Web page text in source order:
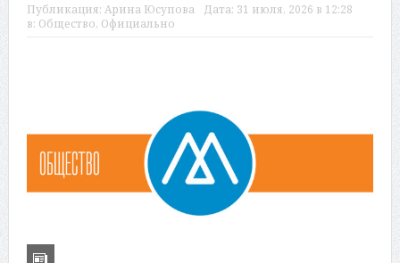
Публикация: Арина Юсупова Дата: 31 июля, 2026 в 12:28
в: Общество, Официально